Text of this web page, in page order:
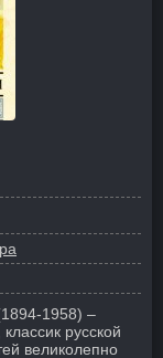
1958) –
русской
великолепно